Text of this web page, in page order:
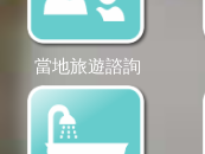
當地旅遊諮詢